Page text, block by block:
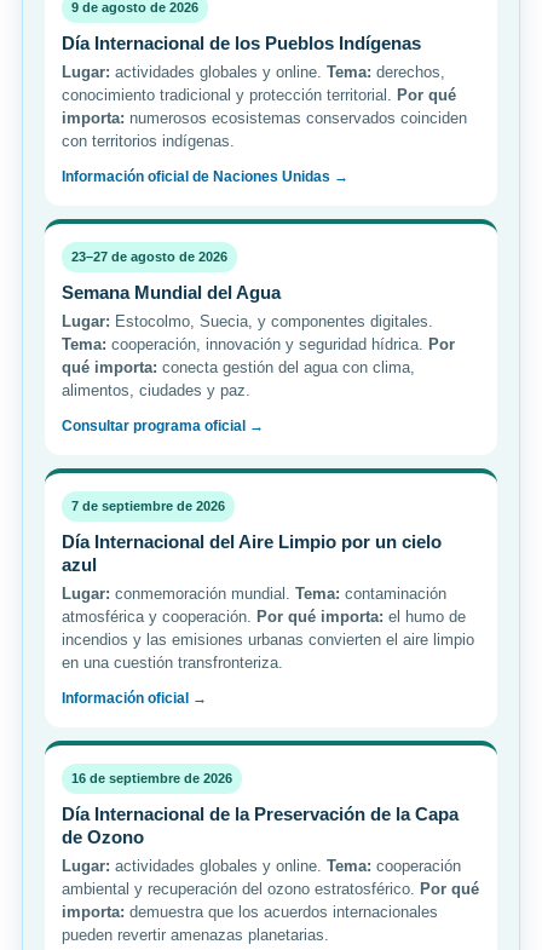
9 de agosto de 2026
Día Internacional de los Pueblos Indígenas
Lugar: actividades globales y online. Tema: derechos,
conocimiento tradicional y protección territorial.
Por qué
importa: numerosos ecosistemas conservados coinciden
con territorios indígenas.
Información oficial de Naciones Unidas →
23–27 de agosto de 2026
Semana Mundial del Agua
Lugar: Estocolmo, Suecia, y componentes digitales.
Tema: cooperación, innovación y seguridad hídrica.
Por
qué importa: conecta gestión del agua con clima,
alimentos, ciudades y paz.
Consultar programa oficial →
7 de septiembre de 2026
Día Internacional del Aire Limpio por un cielo
azul
Lugar: conmemoración mundial. Tema: contaminación
atmosférica y cooperación.
Por qué importa: el humo de
incendios y las emisiones urbanas convierten el aire limpio
en una cuestión transfronteriza.
Información oficial →
16 de septiembre de 2026
Día Internacional de la Preservación de la Capa
de Ozono
Lugar: actividades globales y online. Tema: cooperación
ambiental y recuperación del ozono estratosférico.
Por qué
importa: demuestra que los acuerdos internacionales
pueden revertir amenazas planetarias.